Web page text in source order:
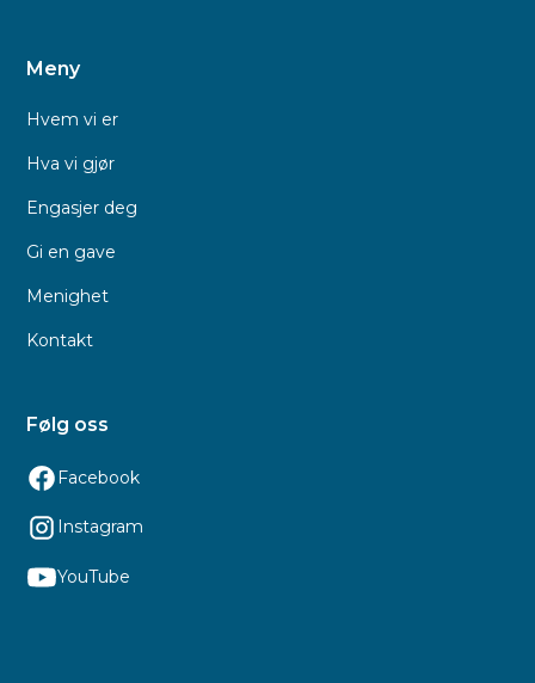
Meny
Hvem vi er
Hva vi gjør
Engasjer deg
Gi en gave
Menighet
Kontakt
Følg oss
Facebook
Instagram
YouTube